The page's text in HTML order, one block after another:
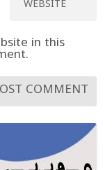
in this